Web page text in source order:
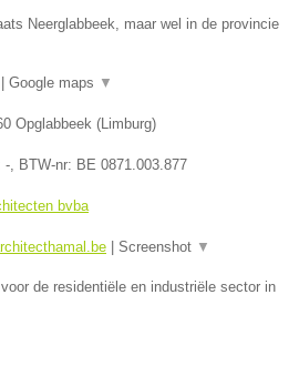
Neerglabbeek, maar wel in de provincie
Google maps ▼
Opglabbeek (Limburg)
-, BTW-nr: BE 0871.003.877
bvba
Screenshot ▼
de residentiële en industriële sector in